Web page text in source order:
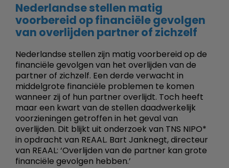
Nederlandse stellen matig
voorbereid op financiële gevolgen
van overlijden partner of zichzelf
Nederlandse stellen zijn matig voorbereid op de
financiële gevolgen van het overlijden van de
partner of zichzelf. Een derde verwacht in
middelgrote financiële problemen te komen
wanneer zij of hun partner overlijdt. Toch heeft
maar een kwart van de stellen daadwerkelijk
voorzieningen getroffen in het geval van
overlijden. Dit blijkt uit onderzoek van TNS NIPO*
in opdracht van REAAL. Bart Janknegt, directeur
van REAAL: ‘Overlijden van de partner kan grote
financiële gevolgen hebben.’